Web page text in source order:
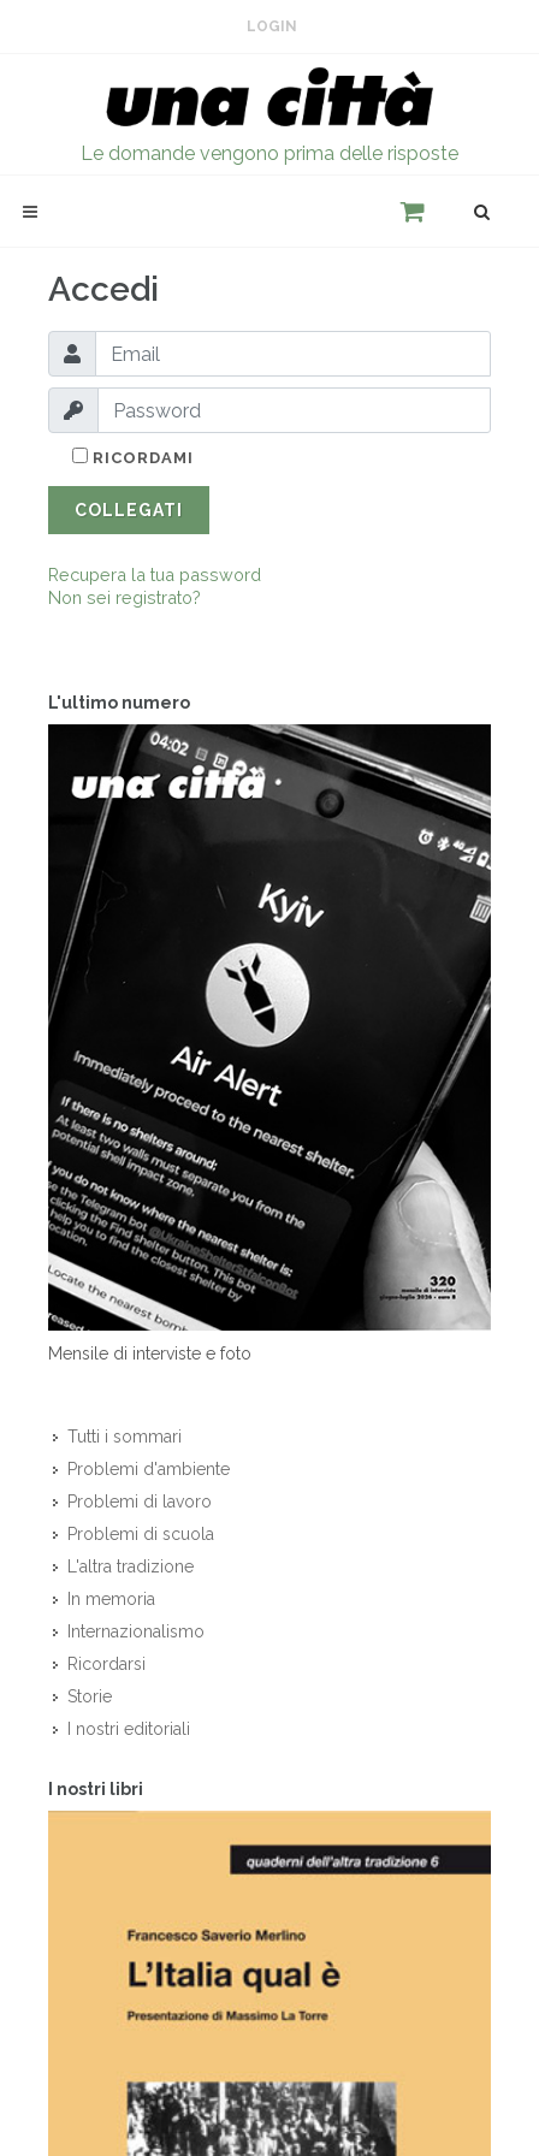
LOGIN
Le domande vengono prima delle risposte
L'ultimo numero
Mensile di interviste e foto
Tutti i sommari
Problemi d'ambiente
Problemi di lavoro
Problemi di scuola
L'altra tradizione
In memoria
Internazionalismo
Ricordarsi
Storie
I nostri editoriali
I nostri libri
Accedi
RICORDAMI
COLLEGATI
Recupera la tua password
Non sei registrato?